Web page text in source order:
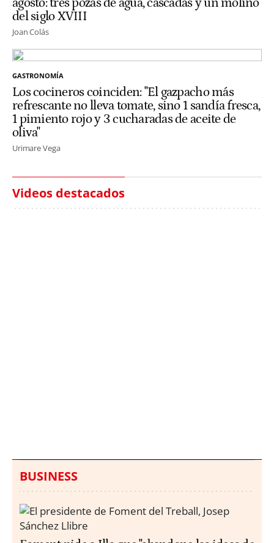
agosto: tres pozas de agua, cascadas y un molino
del siglo XVIII
Joan Colás
GASTRONOMÍA
Los cocineros coinciden: "El gazpacho más
refrescante no lleva tomate, sino 1 sandía fresca,
1 pimiento rojo y 3 cucharadas de aceite de
oliva"
Urimare Vega
Videos destacados
BUSINESS